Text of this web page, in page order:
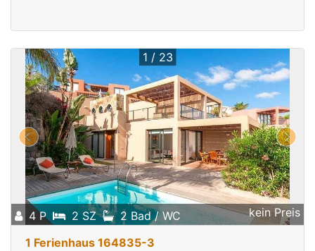
4 P 2 SZ 2 Bad / WC kein Preis
1 / 23
1 Ferienhaus 164835-3